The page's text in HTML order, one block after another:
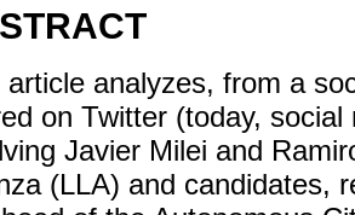
article analyzes, from a
on Twitter (today,
Javier Milei and
(LLA) and candidates,